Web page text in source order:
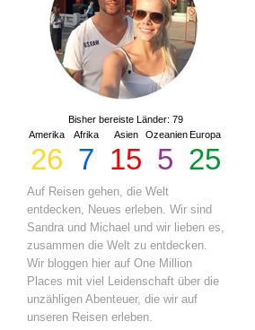
Bisher bereiste Länder: 79
Amerika
26
Afrika
7
Asien
15
Ozeanien
5
Europa
25
Auf Reisen gehen, die Welt
entdecken, Neues erleben. Wir sind
Sandra und Michael und wir lieben es,
zusammen die Welt zu entdecken.
Wir bloggen hier auf One Million
Places mit viel Leidenschaft über die
unzähligen Abenteuer, die wir auf
unseren Reisen erleben.